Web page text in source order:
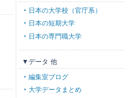
日本の大学校（官庁系）
日本の短期大学
日本の専門職大学
▼データ 他
編集室ブログ
大学データまとめ